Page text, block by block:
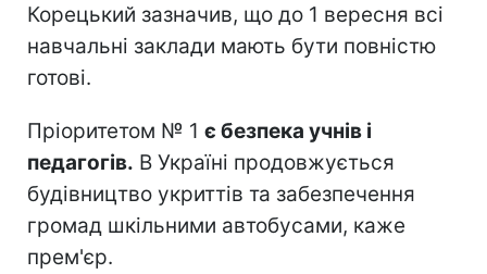
Корецький зазначив, що до 1 вересня всі
навчальні заклади мають бути повністю
готові.
Пріоритетом № 1 є безпека учнів і
педагогів. В Україні продовжується
будівництво укриттів та забезпечення
громад шкільними автобусами, каже
прем'єр.